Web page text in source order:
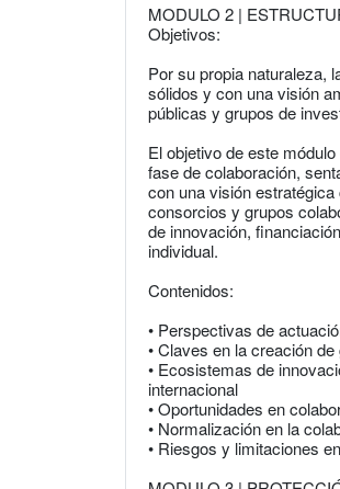
MODULO 2 |
Objetivos:
Por su propia naturaleza,
sólidos y con una visión
públicas y grupos de
El objetivo de este
fase de colaboración,
con una visión
consorcios y grupos
de innovación,
individual.
Contenidos:
• Perspectivas de
• Claves en la creación
• Ecosistemas de
internacional
• Oportunidades en
• Normalización en la
• Riesgos y limitaciones